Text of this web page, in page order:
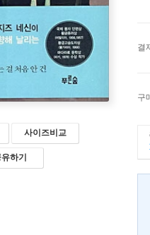
사이즈비교
유하기
결
구